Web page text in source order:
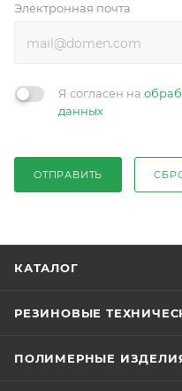
Электронная почта
Я согласен на
данных
ОТПРАВИТЬ
КАТАЛОГ
РЕЗИНОВЫЕ
ПОЛИМЕРНЫЕ